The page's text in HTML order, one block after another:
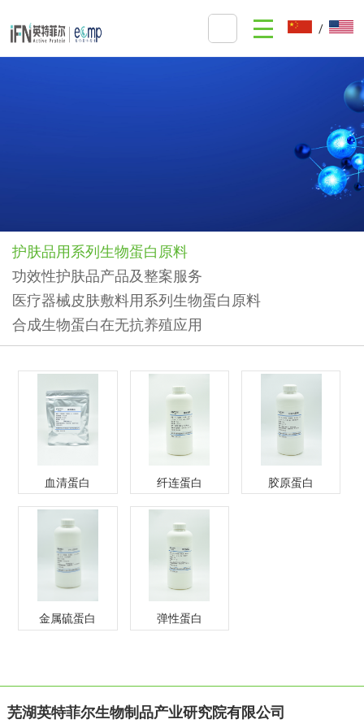
/
护肤品用系列生物蛋白原料
功效性护肤品产品及整案服务
医疗器械皮肤敷料用系列生物蛋白原料
合成生物蛋白在无抗养殖应用
血清蛋白 纤连蛋白 胶原蛋白
金属硫蛋白 弹性蛋白
芜湖英特菲尔生物制品产业研究院有限公司